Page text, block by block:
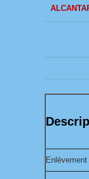
Enlèvement